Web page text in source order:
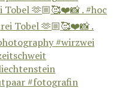
🫶🏼🥰❤️📸 . #hoc